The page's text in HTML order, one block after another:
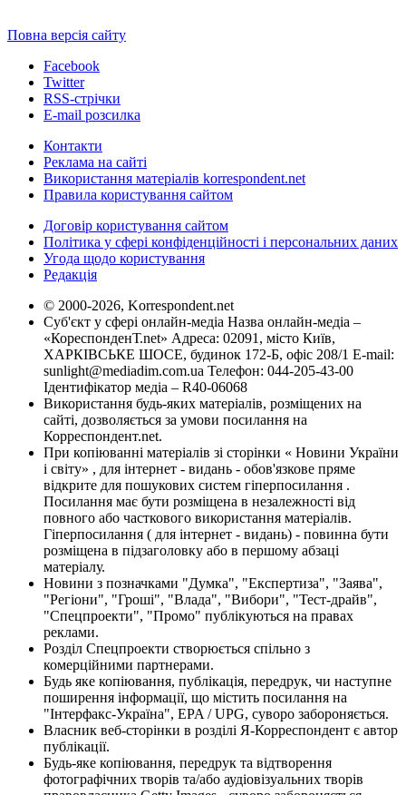
Повна версія сайту
Facebook
Twitter
RSS-стрічки
E-mail розсилка
Контакти
Реклама на сайті
Використання матеріалів korrespondent.net
Правила користування сайтом
Договір користування сайтом
Політика у сфері конфіденційності і персональних даних
Угода щодо користування
Редакція
© 2000-2026, Korrespondent.net
Суб'єкт у сфері онлайн-медіа Назва онлайн-медіа –
«КореспонденТ.net» Адреса: 02091, місто Київ,
ХАРКІВСЬКЕ ШОСЕ, будинок 172-Б, офіс 208/1 E-mail:
sunlight@mediadim.com.ua Телефон: 044-205-43-00
Ідентифікатор медіа – R40-06068
Використання будь-яких матеріалів, розміщених на
сайті, дозволяється за умови посилання на
Корреспондент.net.
При копіюванні матеріалів зі сторінки « Новини України
і світу» , для інтернет - видань - обов'язкове пряме
відкрите для пошукових систем гіперпосилання .
Посилання має бути розміщена в незалежності від
повного або часткового використання матеріалів.
Гіперпосилання ( для інтернет - видань) - повинна бути
розміщена в підзаголовку або в першому абзаці
матеріалу.
Новини з позначками "Думка", "Експертиза", "Заява",
"Регіони", "Гроші", "Влада", "Вибори", "Тест-драйв",
"Спецпроекти", "Промо" публікуються на правах
реклами.
Розділ Спецпроекти створюється спільно з
комерційними партнерами.
Будь яке копіювання, публікація, передрук, чи наступне
поширення інформації, що містить посилання на
"Інтерфакс-Україна", EPA / UPG, суворо забороняється.
Власник веб-сторінки в розділі Я-Корреспондент є автор
публікації.
Будь-яке копіювання, передрук та відтворення
фотографічних творів та/або аудіовізуальних творів